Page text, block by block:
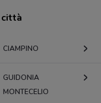
CIAMPINO
GUIDONIA
MONTECELIO